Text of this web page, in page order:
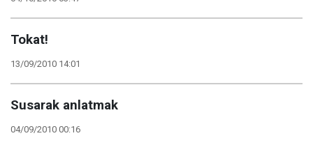
Tokat!
13/09/2010 14:01
Susarak anlatmak
04/09/2010 00:16